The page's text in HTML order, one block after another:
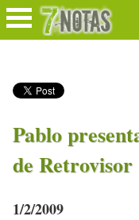
Pablo
de Retrovisor
1/2/2009